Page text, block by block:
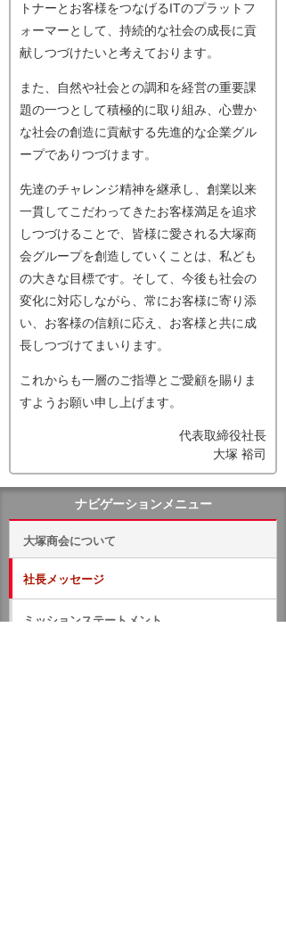
トナーとお客様をつなげるITのプラットフ
ォーマーとして、持続的な社会の成長に貢
献しつづけたいと考えております。
また、自然や社会との調和を経営の重要課
題の一つとして積極的に取り組み、心豊か
な社会の創造に貢献する先進的な企業グル
ープでありつづけます。
先達のチャレンジ精神を継承し、創業以来
一貫してこだわってきたお客様満足を追求
しつづけることで、皆様に愛される大塚商
会グループを創造していくことは、私ども
の大きな目標です。そして、今後も社会の
変化に対応しながら、常にお客様に寄り添
い、お客様の信頼に応え、お客様と共に成
長しつづけてまいります。
これからも一層のご指導とご愛顧を賜りま
すようお願い申し上げます。
代表取締役社長
大塚 裕司
ナビゲーションメニュー
大塚商会について
社長メッセージ
ミッションステートメント